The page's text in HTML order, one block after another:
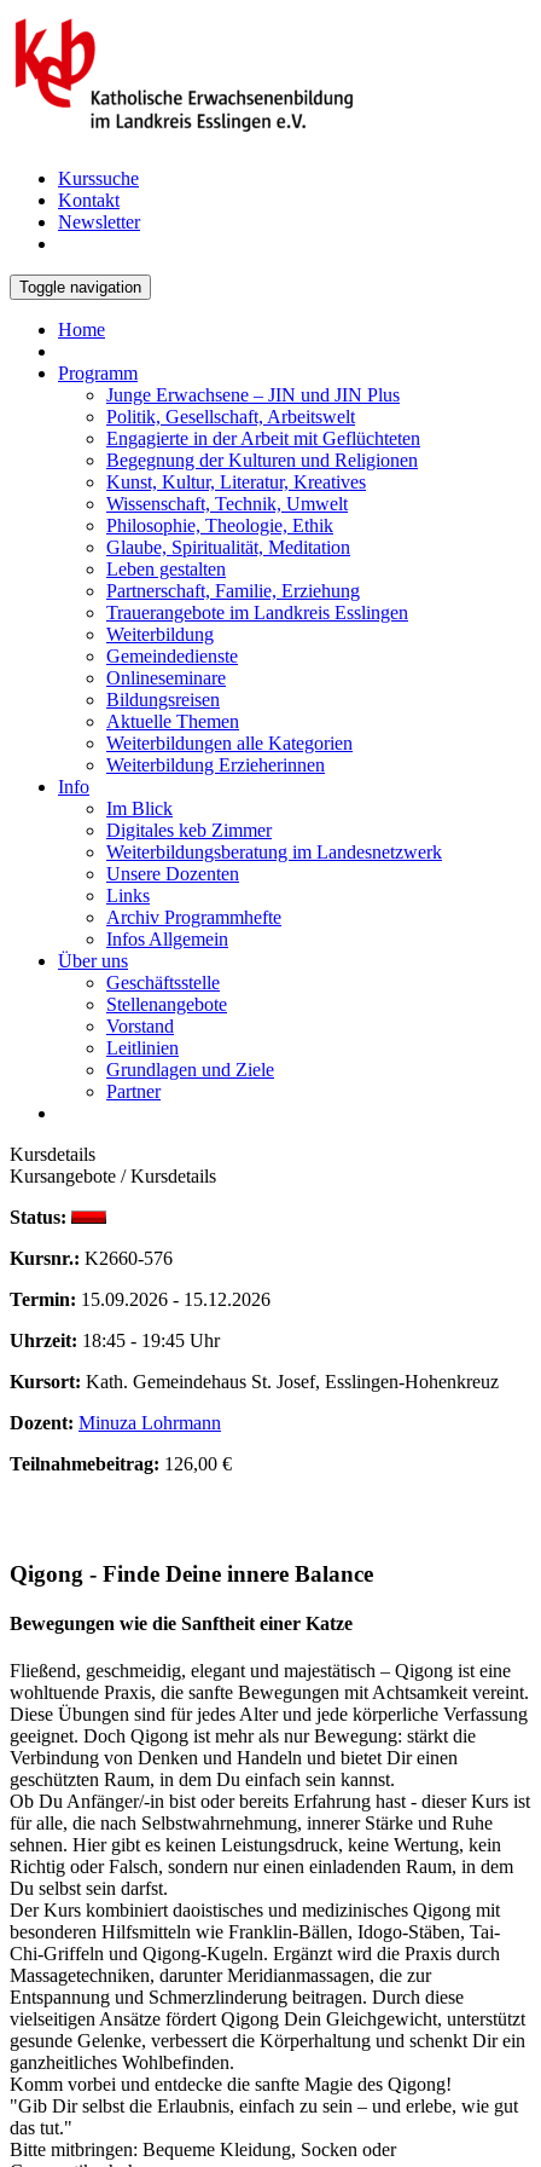
Kurssuche
Kontakt
Newsletter
Toggle navigation
Home
Programm
Junge Erwachsene – JIN und JIN Plus
Politik, Gesellschaft, Arbeitswelt
Engagierte in der Arbeit mit Geflüchteten
Begegnung der Kulturen und Religionen
Kunst, Kultur, Literatur, Kreatives
Wissenschaft, Technik, Umwelt
Philosophie, Theologie, Ethik
Glaube, Spiritualität, Meditation
Leben gestalten
Partnerschaft, Familie, Erziehung
Trauerangebote im Landkreis Esslingen
Weiterbildung
Gemeindedienste
Onlineseminare
Bildungsreisen
Aktuelle Themen
Weiterbildungen alle Kategorien
Weiterbildung Erzieherinnen
Info
Im Blick
Digitales keb Zimmer
Weiterbildungsberatung im Landesnetzwerk
Unsere Dozenten
Links
Archiv Programmhefte
Infos Allgemein
Über uns
Geschäftsstelle
Stellenangebote
Vorstand
Leitlinien
Grundlagen und Ziele
Partner
Kursdetails
Kursangebote /Kursdetails
Status:
Kursnr.: K2660-576
Termin: 15.09.2026 - 15.12.2026
Uhrzeit: 18:45 - 19:45 Uhr
Kursort: Kath. Gemeindehaus St. Josef, Esslingen-Hohenkreuz
Dozent: Minuza Lohrmann
Teilnahmebeitrag: 126,00 €
Qigong - Finde Deine innere Balance
Bewegungen wie die Sanftheit einer Katze
Fließend, geschmeidig, elegant und majestätisch – Qigong ist eine
wohltuende Praxis, die sanfte Bewegungen mit Achtsamkeit vereint.
Diese Übungen sind für jedes Alter und jede körperliche Verfassung
geeignet. Doch Qigong ist mehr als nur Bewegung: stärkt die
Verbindung von Denken und Handeln und bietet Dir einen
geschützten Raum, in dem Du einfach sein kannst.
Ob Du Anfänger/-in bist oder bereits Erfahrung hast - dieser Kurs ist
für alle, die nach Selbstwahrnehmung, innerer Stärke und Ruhe
sehnen. Hier gibt es keinen Leistungsdruck, keine Wertung, kein
Richtig oder Falsch, sondern nur einen einladenden Raum, in dem
Du selbst sein darfst.
Der Kurs kombiniert daoistisches und medizinisches Qigong mit
besonderen Hilfsmitteln wie Franklin-Bällen, Idogo-Stäben, Tai-
Chi-Griffeln und Qigong-Kugeln. Ergänzt wird die Praxis durch
Massagetechniken, darunter Meridianmassagen, die zur
Entspannung und Schmerzlinderung beitragen. Durch diese
vielseitigen Ansätze fördert Qigong Dein Gleichgewicht, unterstützt
gesunde Gelenke, verbessert die Körperhaltung und schenkt Dir ein
ganzheitliches Wohlbefinden.
Komm vorbei und entdecke die sanfte Magie des Qigong!
"Gib Dir selbst die Erlaubnis, einfach zu sein – und erlebe, wie gut
das tut."
Bitte mitbringen: Bequeme Kleidung, Socken oder